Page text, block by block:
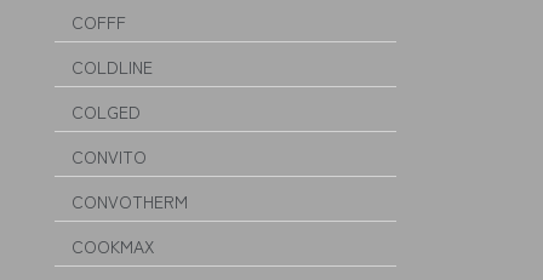
COFFF
COLDLINE
COLGED
CONVITO
CONVOTHERM
COOKMAX